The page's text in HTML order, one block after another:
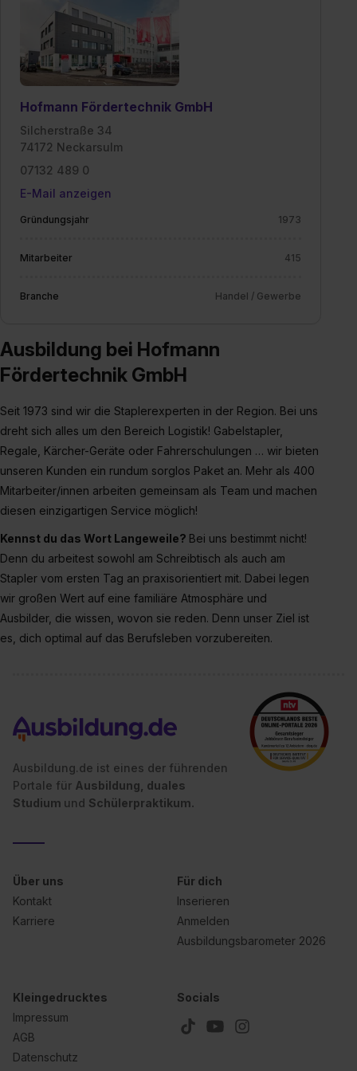
II). Du kannst die von dir erteilte Einwilligung jederzeit mit
Wirkung für die Zukunft ganz oder teilweise über unsere
Datenschutzerklärung unter dem Punkt „Datenschutz-
Einstellungen“ widerrufen. Weitere Informationen zu den
zeigen“. Weitere Informationen:Datenschutzerklärung
Impressum.
Hofmann Fördertechnik GmbH
Silcherstraße 34
74172 Neckarsulm
07132 489 0
E-Mail anzeigen
Gründungsjahr 1973
Mitarbeiter 415
Branche Handel / Gewerbe
Ausbildung bei Hofmann
Fördertechnik GmbH
Seit 1973 sind wir die Staplerexperten in der Region. Bei uns
dreht sich alles um den Bereich Logistik! Gabelstapler,
Regale, Kärcher-Geräte oder Fahrerschulungen … wir bieten
unseren Kunden ein rundum sorglos Paket an. Mehr als 400
Mitarbeiter/innen arbeiten gemeinsam als Team und machen
diesen einzigartigen Service möglich!
Kennst du das Wort Langeweile? Bei uns bestimmt nicht!
Denn du arbeitest sowohl am Schreibtisch als auch am
Stapler vom ersten Tag an praxisorientiert mit. Dabei legen
wir großen Wert auf eine familiäre Atmosphäre und
Ausbilder, die wissen, wovon sie reden. Denn unser Ziel ist
es, dich optimal auf das Berufsleben vorzubereiten.
Ausbildung.de ist eines der führenden
Portale für Ausbildung, duales
Studium und Schülerpraktikum.
Über uns
Kontakt
Karriere
Für dich
Inserieren
Anmelden
Ausbildungsbarometer 2026
Kleingedrucktes
Impressum
AGB
Datenschutz
Socials